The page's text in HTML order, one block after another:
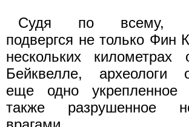
Судя по всему,
подвергся не только Фин
нескольких
Бейквелле, археологи
еще одно укрепленное
также разрушенное